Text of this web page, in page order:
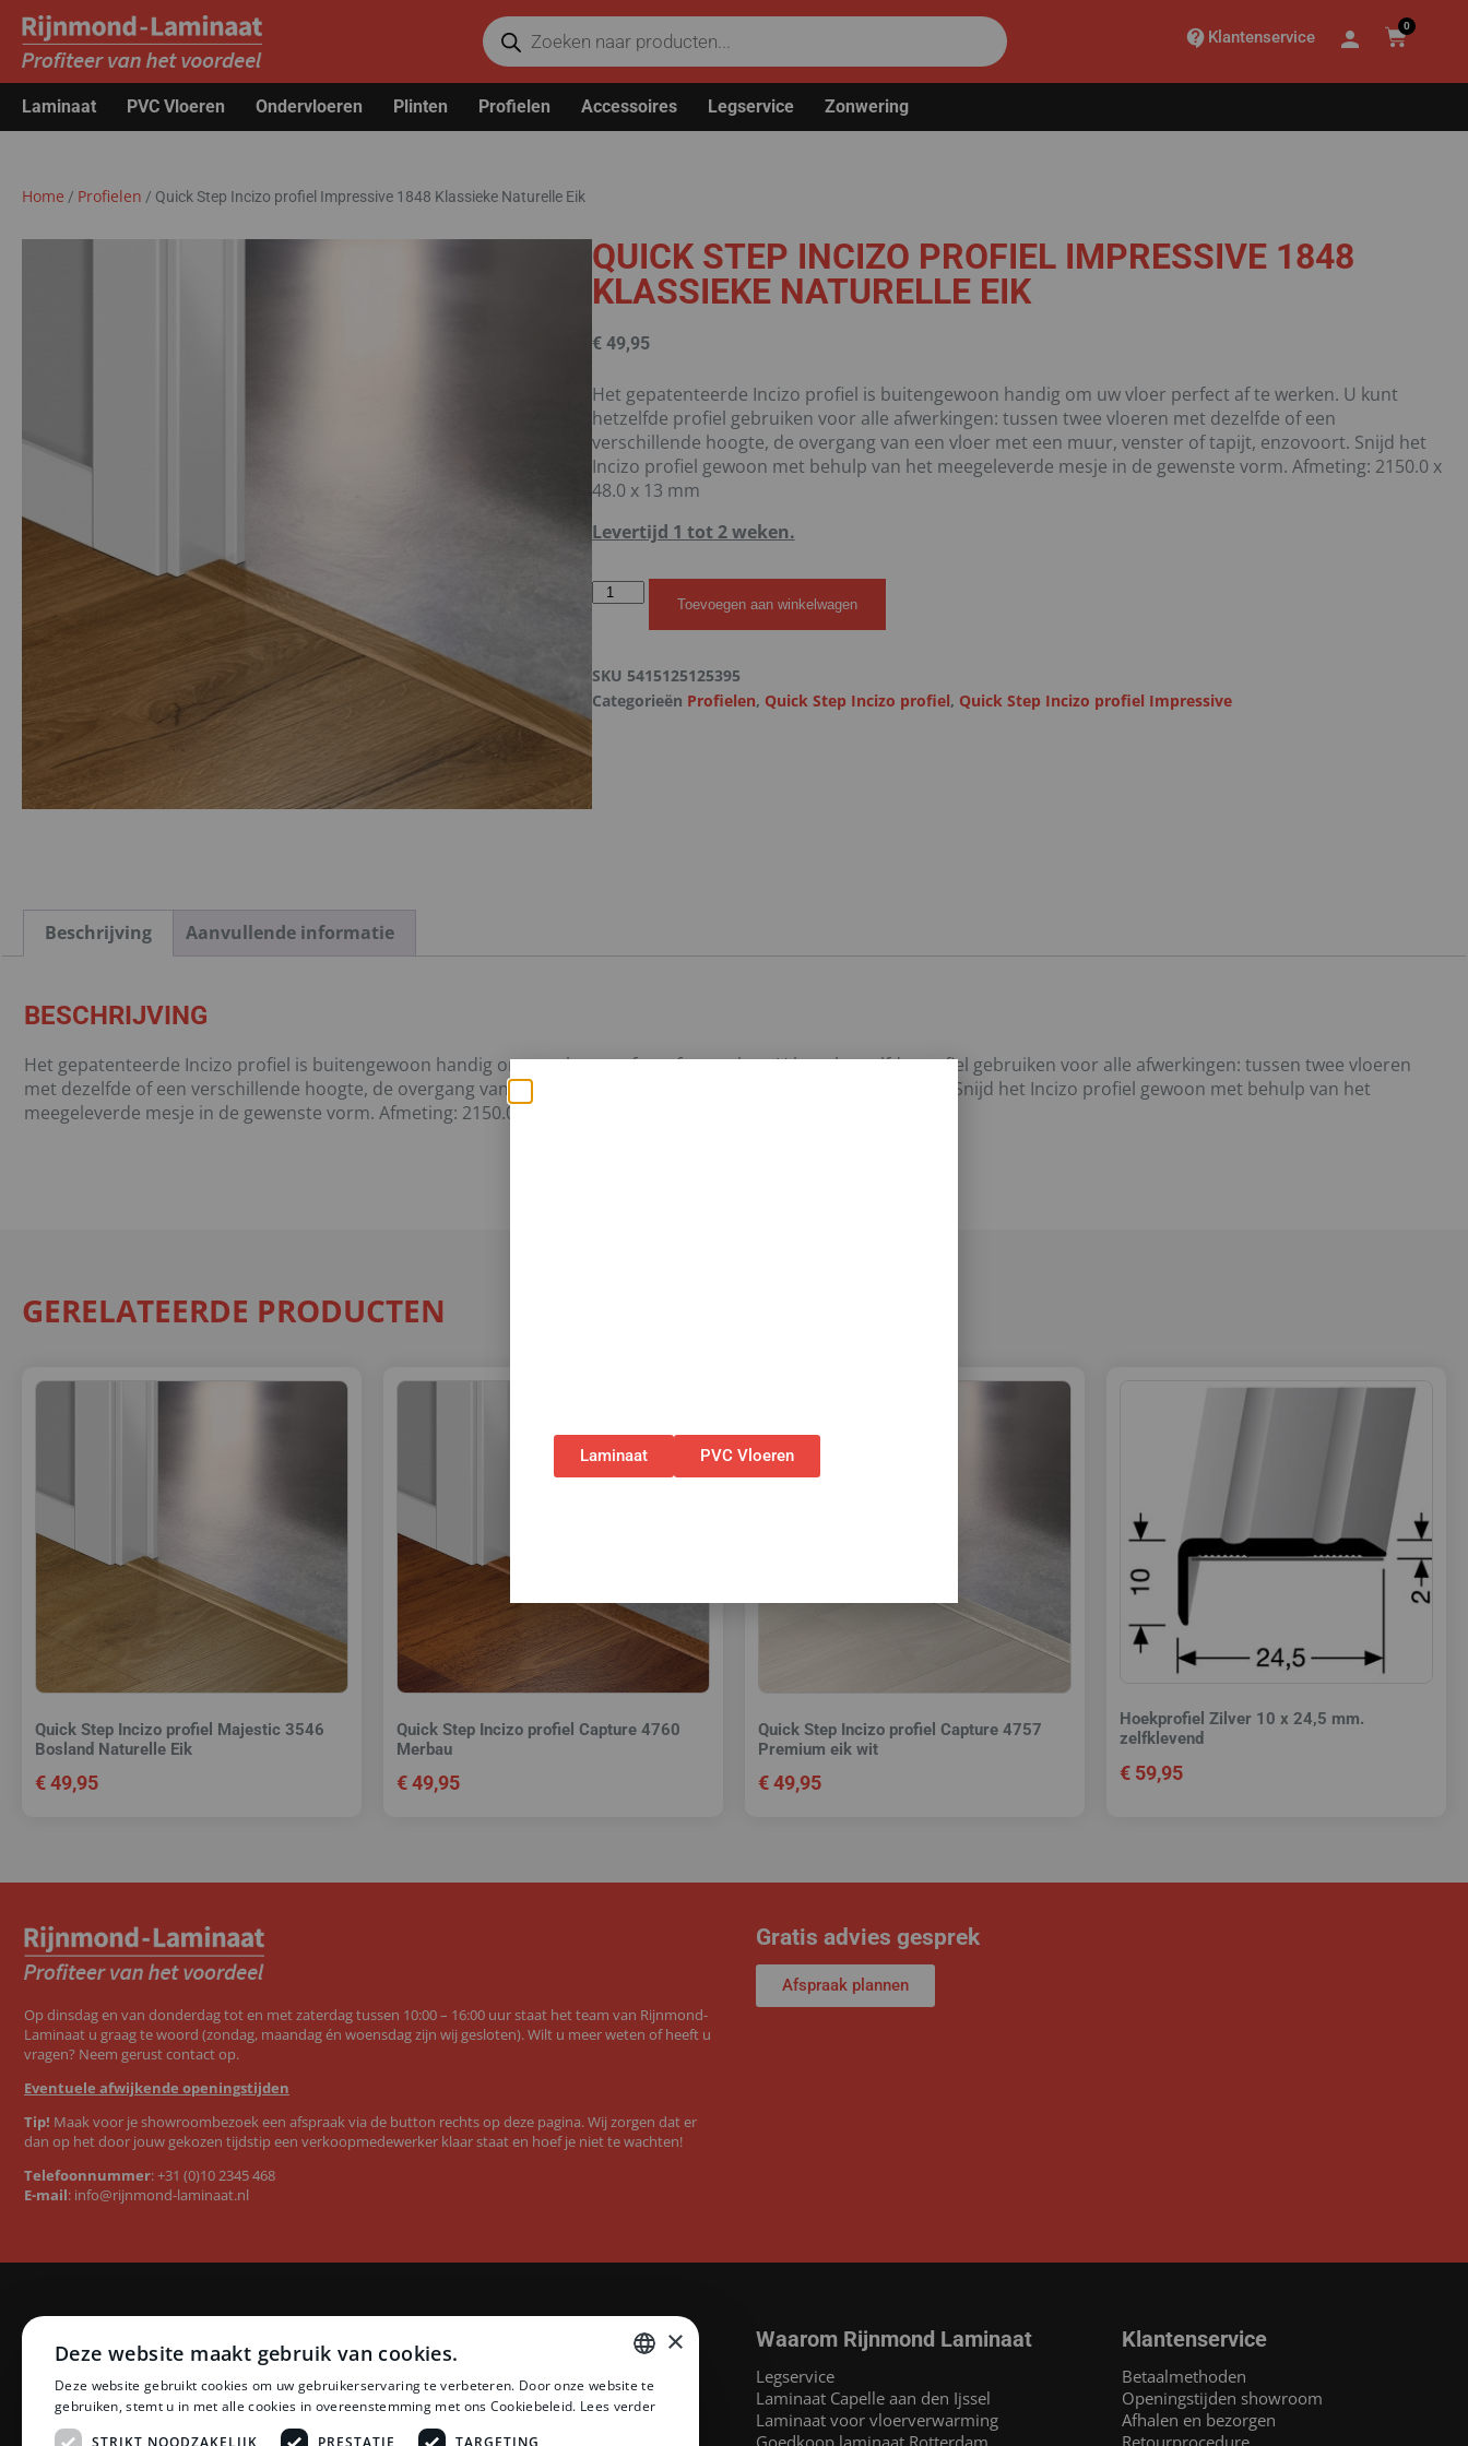
Klantenservice
0
Laminaat PVC Vloeren Ondervloeren Plinten Profielen Accessoires Legservice Zonwering
Home / Profielen / Quick Step Incizo profiel Impressive 1848 Klassieke Naturelle Eik
QUICK STEP INCIZO PROFIEL IMPRESSIVE 1848
KLASSIEKE NATURELLE EIK
€49,95
Het gepatenteerde Incizo profiel is buitengewoon handig om uw vloer perfect af te werken. U kunt
hetzelfde profiel gebruiken voor alle afwerkingen: tussen twee vloeren met dezelfde of een
verschillende hoogte, de overgang van een vloer met een muur, venster of tapijt, enzovoort. Snijd het
Incizo profiel gewoon met behulp van het meegeleverde mesje in de gewenste vorm. Afmeting: 2150.0 x
48.0 x 13 mm
Levertijd 1 tot 2 weken.
Toevoegen aan winkelwagen
SKU 5415125125395
Categorieën Profielen, Quick Step Incizo profiel, Quick Step Incizo profiel Impressive
Beschrijving Aanvullende informatie
BESCHRIJVING
Het gepatenteerde Incizo profiel is buitengewoon handig om uw vloer perfect af te werken. U kunt hetzelfde profiel gebruiken voor alle afwerkingen: tussen twee vloeren
met dezelfde of een verschillende hoogte, de overgang van een vloer met een muur, venster of tapijt, enzovoort. Snijd het Incizo profiel gewoon met behulp van het
meegeleverde mesje in de gewenste vorm. Afmeting: 2150.0 x 48.0 x 13 mm
GERELATEERDE PRODUCTEN
Quick Step Incizo profiel Majestic 3546
Bosland Naturelle Eik
€49,95
Quick Step Incizo profiel Capture 4760
Merbau
€49,95
Quick Step Incizo profiel Capture 4757
Premium eik wit
€49,95
Hoekprofiel Zilver 10 x 24,5 mm.
zelfklevend
€ 59,95
Op dinsdag en van donderdag tot en met zaterdag tussen 10:00 – 16:00 uur staat het team van Rijnmond-
Laminaat u graag te woord (zondag, maandag én woensdag zijn wij gesloten). Wilt u meer weten of heeft u
vragen? Neem gerust contact op.
Eventuele afwijkende openingstijden
Tip! Maak voor je showroombezoek een afspraak via de button rechts op deze pagina. Wij zorgen dat er
dan op het door jouw gekozen tijdstip een verkoopmedewerker klaar staat en hoef je niet te wachten!
Telefoonnummer:+31 (0)10 2345 468
E-mail: info@rijnmond-laminaat.nl
Gratis advies gesprek
Afspraak plannen
Categorieën
Laminaat
PVC vloeren
Ondervloeren
Plinten
Merken
Quick-Step laminaat
Floer PVC MEGAMAT©
Floer laminaat
Ambiant laminaat
Waarom Rijnmond Laminaat
Legservice
Laminaat Capelle aan den Ijssel
Laminaat voor vloerverwarming
Goedkoop laminaat Rotterdam
Klantenservice
Betaalmethoden
Openingstijden showroom
Afhalen en bezorgen
Retourprocedure
Laminaat PVC Vloeren
DUTCH
×
Deze website maakt gebruik van cookies.
Deze website gebruikt cookies om uw gebruikerservaring te verbeteren. Door onze website te
gebruiken, stemt u in met alle cookies in overeenstemming met ons Cookiebeleid. Lees verder
STRIKT NOODZAKELIJK
PRESTATIE TARGETING